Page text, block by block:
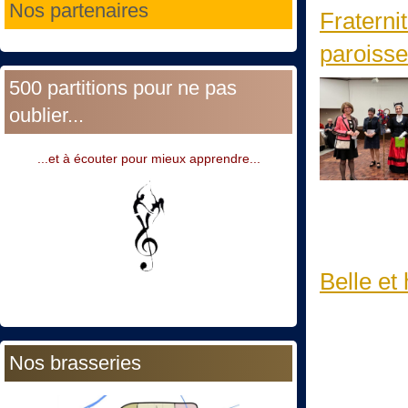
Nos partenaires
500 partitions pour ne pas
oublier...
...et à écouter pour mieux apprendre...
Nos brasseries
Belle et